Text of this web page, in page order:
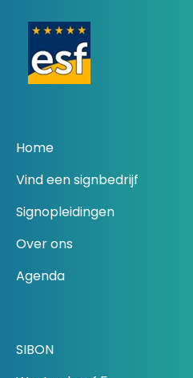
Home
Vind een signbedrijf
Signopleidingen
Over ons
Agenda
SIBON